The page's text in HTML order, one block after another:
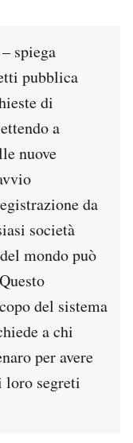
spiega
pubblica
di
a
nuove
da
società
mondo può
del sistema
a chi
per avere
segreti